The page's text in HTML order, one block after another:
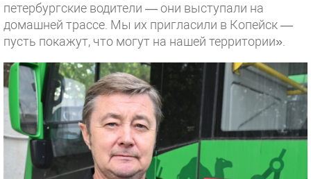
петербургские водители — они выступали на
домашней трассе. Мы их пригласили в Копейск —
пусть покажут, что могут на нашей территории».